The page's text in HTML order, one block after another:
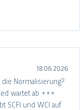
18.06.2026
Normalisierung?
wartet ab +++
SCFI und WCI auf